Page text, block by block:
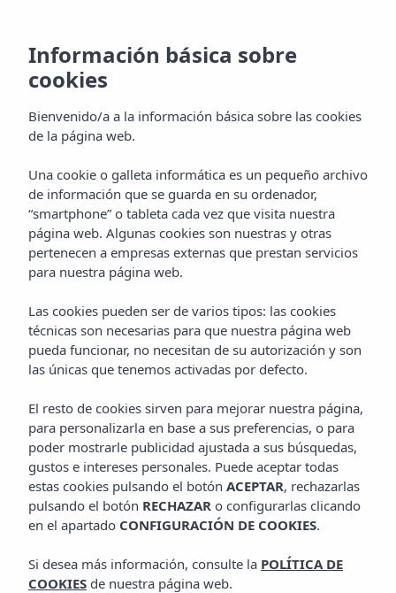
Gastronomía
Aparthotel Vibra Mogambo
Aparthotel Vibra Mogambo
GASTRONOMÍA
Gastronomía
Gastronomía
Aparthotel Vibra Mogambo
Información básica sobre
cookies
Bienvenido/a a la información básica sobre las cookies
de la página web.
Una cookie o galleta informática es un pequeño archivo
de información que se guarda en su ordenador,
“smartphone” o tableta cada vez que visita nuestra
página web. Algunas cookies son nuestras y otras
pertenecen a empresas externas que prestan servicios
para nuestra página web.
Las cookies pueden ser de varios tipos: las cookies
técnicas son necesarias para que nuestra página web
pueda funcionar, no necesitan de su autorización y son
las únicas que tenemos activadas por defecto.
El resto de cookies sirven para mejorar nuestra página,
para personalizarla en base a sus preferencias, o para
poder mostrarle publicidad ajustada a sus búsquedas,
gustos e intereses personales. Puede aceptar todas
estas cookies pulsando el botón ACEPTAR, rechazarlas
pulsando el botón RECHAZAR o configurarlas clicando
en el apartado CONFIGURACIÓN DE COOKIES.
Si desea más información, consulte la POLÍTICA DE
COOKIES de nuestra página web.